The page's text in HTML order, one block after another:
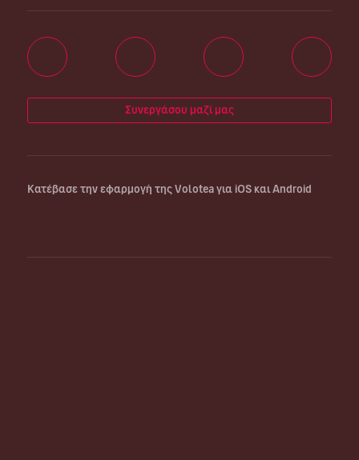
Συνεργάσου μαζί μας
Κατέβασε την εφαρμογή της Volotea για iOS και Android